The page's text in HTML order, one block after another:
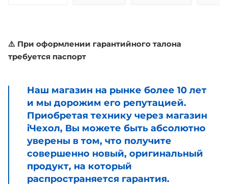
⚠️ При оформлении гарантийного талона
требуется паспорт
Наш магазин на рынке более 10 лет
и мы дорожим его репутацией.
Приобретая технику через магазин
iЧехол, Вы можете быть абсолютно
уверены в том, что получите
совершенно новый, оригинальный
продукт, на который
распространяется гарантия.